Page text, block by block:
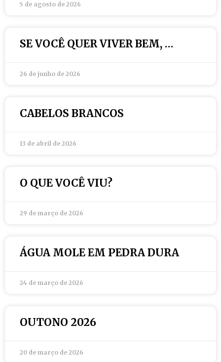
5 de agosto de 2026
SE VOCÊ QUER VIVER BEM, …
26 de junho de 2026
CABELOS BRANCOS
13 de abril de 2026
O QUE VOCÊ VIU?
29 de março de 2026
ÁGUA MOLE EM PEDRA DURA
24 de março de 2026
OUTONO 2026
20 de março de 2026